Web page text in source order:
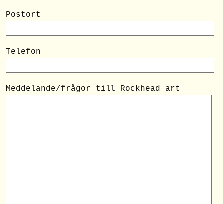
Postort
Telefon
Meddelande/frågor till Rockhead art